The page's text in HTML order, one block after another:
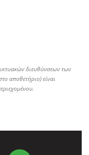
διευθύνσεων των
αποθετήριο) είναι